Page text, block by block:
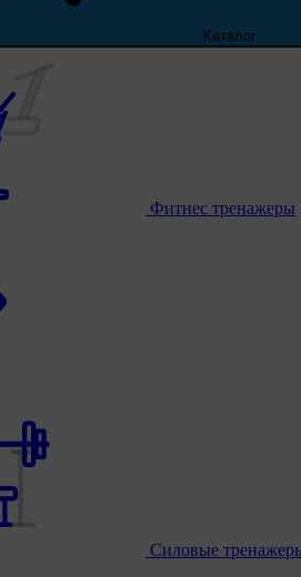
Каталог
Фитнес тренажеры
Силовые